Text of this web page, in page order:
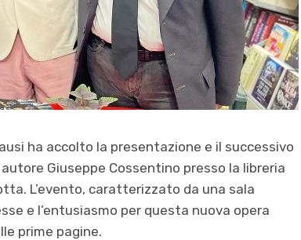
ha accolto la presentazione e il successivo
Giuseppe Cossentino presso la libreria
L’evento, caratterizzato da una sala
e l’entusiasmo per questa nuova opera
prime pagine.